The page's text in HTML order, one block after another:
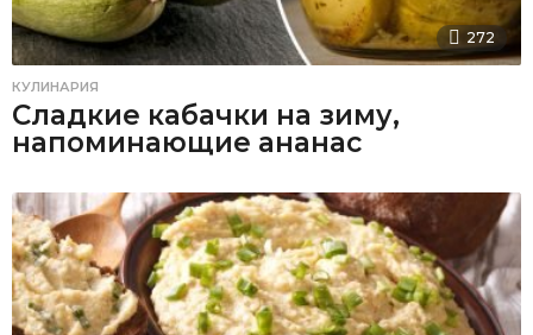
272
КУЛИНАРИЯ
Сладкие кабачки на зиму,
напоминающие ананас